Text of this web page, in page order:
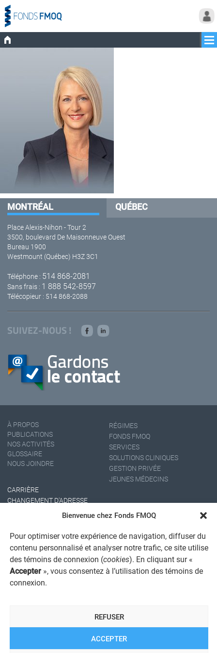
Bienvenue chez Fonds FMOQ
Pour optimiser votre expérience de navigation, diffuser du
contenu personnalisé et analyser notre trafic, ce site utilise
des témoins de connexion (cookies). En cliquant sur «
Accepter », vous consentez à l’utilisation des témoins de
connexion.
ACCEPTER
REFUSER
MONTRÉAL QUÉBEC
Place Alexis-Nihon - Tour 2
3500, boulevard De Maisonneuve Ouest
Bureau 1900
Westmount (Québec) H3Z 3C1
Téléphone : 514 868-2081
Sans frais : 1 888 542-8597
Télécopieur : 514 868-2088
SUIVEZ-NOUS !
À PROPOS
PUBLICATIONS
NOS ACTIVITÉS
GLOSSAIRE
NOUS JOINDRE
RÉGIMES
FONDS FMOQ
SERVICES
SOLUTIONS CLINIQUES
GESTION PRIVÉE
JEUNES MÉDECINS
CARRIÈRE
CHANGEMENT D'ADRESSE
AVIS JURIDIQUE GÉNÉRAL
POLITIQUE DE TRAITEMENT DES PLAINTES
REGISTRE DES CONFLITS D'INTÉRÊTS